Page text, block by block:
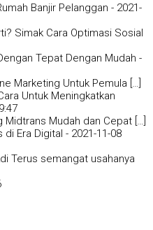
Banjir Pelanggan - 2021-
Simak Cara Optimasi Sosial
Tepat Dengan Mudah -
Marketing Untuk Pemula […]
Untuk Meningkatkan
Mudah dan Cepat […]
di Era Digital - 2021-11-08
Terus semangat usahanya